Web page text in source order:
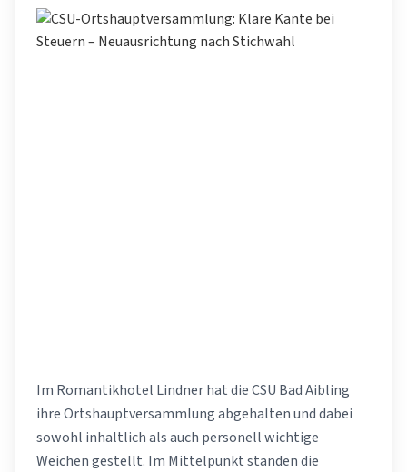
Im Romantikhotel Lindner hat die CSU Bad Aibling
ihre Ortshauptversammlung abgehalten und dabei
sowohl inhaltlich als auch personell wichtige
Weichen gestellt. Im Mittelpunkt standen die